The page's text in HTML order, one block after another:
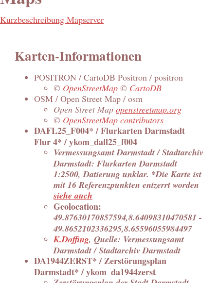
Kurzbeschreibung Mapserver
Karten-Informationen
POSITRON / CartoDB Positron / positron
© OpenStreetMap © CartoDB
OSM / Open Street Map / osm
Open Street Map openstreetmap.org
© OpenStreetMap contributors
DAFL25_F004* / Flurkarten Darmstadt
Flur 4* / ykom_dafl25_f004
Vermessungsamt Darmstadt / Stadtarchiv
Darmstadt: Flurkarten Darmstadt
1:2500, Datierung unklar. *Die Karte ist
mit 16 Referenzpunkten entzerrt worden
siehe auch
Geolocation:
49.87630170857594,8.64098310470581 -
49.8652102336295,8.65596055984497
K.Doffing, Quelle: Vermessungsamt
Darmstadt / Stadtarchiv Darmstadt
DA1944ZERST* / Zerstörungsplan
Darmstadt* / ykom_da1944zerst